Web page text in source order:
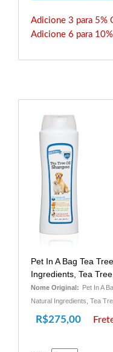
Adicione 3 para 5%
Adicione 6 para
Pet In A Bag Tea
Ingredients, Tea
Nome Original: Pet In A
Natural Ingredients, Tea
R$275,00